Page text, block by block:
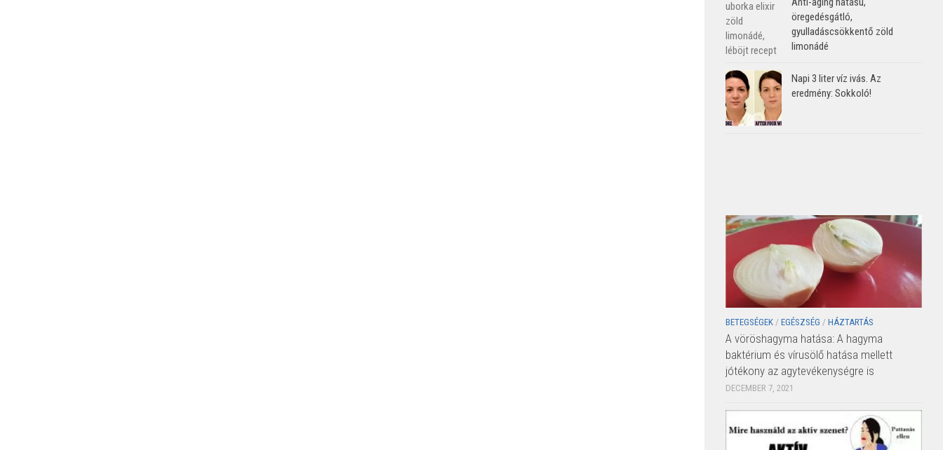
öregedésgátló,
gyulladáscsökkentő zöld
limonádé
Napi 3 liter víz ivás. Az
eredmény: Sokkoló!
BETEGSÉGEK / EGÉSZSÉG / HÁZTARTÁS
A vöröshagyma hatása: A hagyma
baktérium és vírusölő hatása mellett
jótékony az agytevékenységre is
DECEMBER 7, 2021